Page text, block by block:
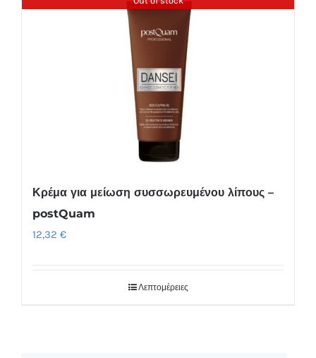
Κρέμα για μείωση συσσωρευμένου λίπους –
postQuam
12,32 €
Λεπτομέρειες